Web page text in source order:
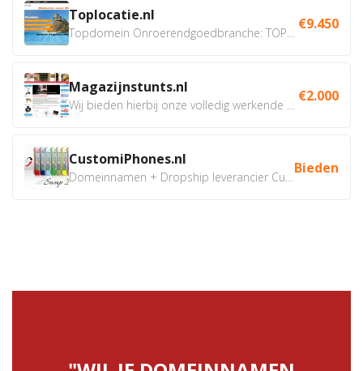
Toplocatie.nl €9.450
Magazijnstunts.nl €2.000
CustomiPhones.nl Bieden